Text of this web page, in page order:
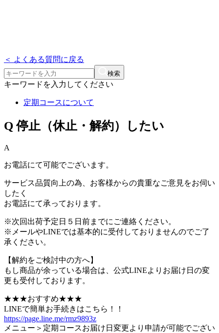
＜ よくある質問に戻る
検索
キーワードを入力してください
定期コースについて
Q 停止（休止・解約）したい
A
お電話にて可能でございます。
サービス品質向上の為、お客様からの貴重なご意見をお伺い
したく
お電話にて承っております。
※次回出荷予定日５日前までにご連絡ください。
※メールやLINEでは基本的に受付しておりませんのでご了
承ください。
【解約をご検討中の方へ】
もし商品が余っている場合は、公式LINEよりお届け日の変
更も受付しております。
★★★おすすめ★★★
LINEで簡単お手続きはこちら！！
https://page.line.me/rmz9893z
メニュー＞定期コースお届け日変更より申請が可能でござい